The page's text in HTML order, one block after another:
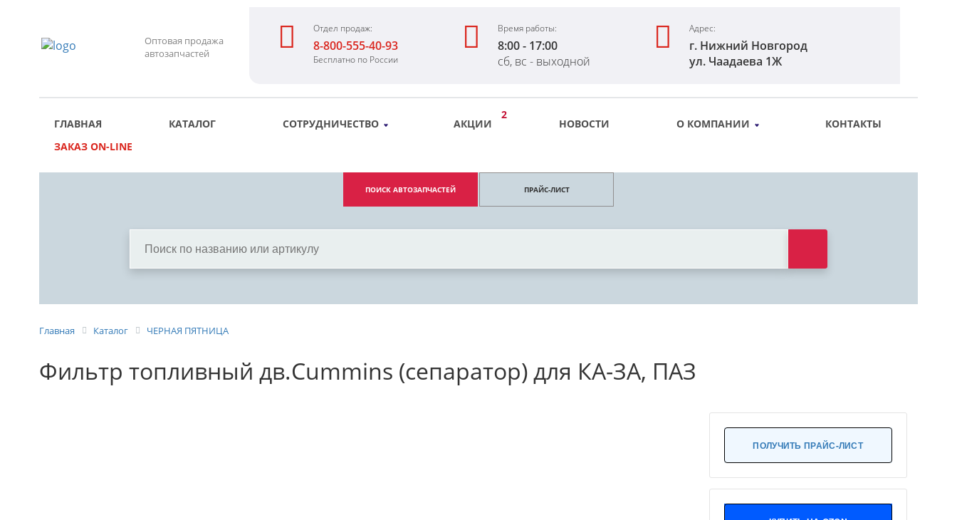
Оптовая продажа
автозапчастей
Отдел продаж:
8-800-555-40-93
Бесплатно по России
Время работы:
8:00 - 17:00
сб, вс - выходной
Адрес:
г. Нижний Новгород
ул. Чаадаева 1Ж
ГЛАВНАЯ КАТАЛОГ СОТРУДНИЧЕСТВО АКЦИИ
2
НОВОСТИ О КОМПАНИИ
КОНТАКТЫ
ЗАКАЗ ON-LINE
ПОИСК АВТОЗАПЧАСТЕЙ ПРАЙС-ЛИСТ
Главная Каталог ЧЕРНАЯ ПЯТНИЦА
Фильтр топливный дв.Cummins (сепаратор) для КА-ЗА, ПАЗ
ПОЛУЧИТЬ ПРАЙС-ЛИСТ